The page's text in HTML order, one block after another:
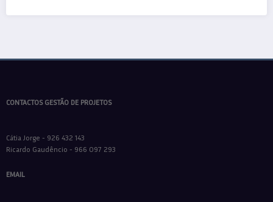
CONTACTOS GESTÃO DE PROJETOS
Cátia Jorge - 926 432 143
Ricardo Gaudêncio - 966 097 293
EMAIL